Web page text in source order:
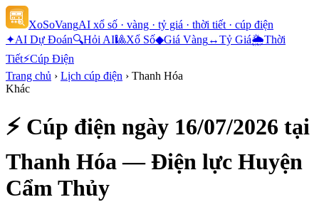
XoSoVangAI xổ số · vàng · tỷ giá · thời tiết · cúp điện
✦AI Dự Đoán🔍Hỏi AI🎱Xổ Số◆Giá Vàng↔Tỷ Giá🌦Thời
Tiết⚡Cúp Điện
Trang chủ › Lịch cúp điện › Thanh Hóa
Khác
⚡ Cúp điện ngày 16/07/2026 tại
Thanh Hóa — Điện lực Huyện
Cẩm Thủy